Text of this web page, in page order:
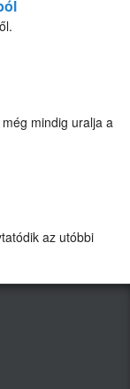
mindig uralja a
az utóbbi